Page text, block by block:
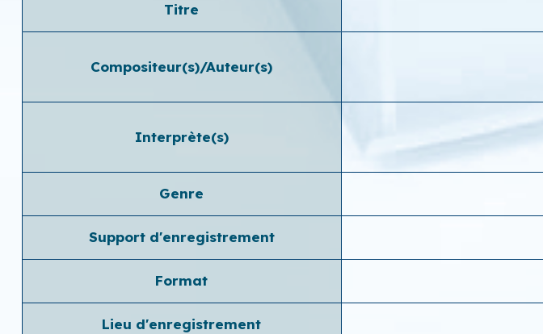
Titre
Compositeur(s)/Auteur(s)
Interprète(s)
Genre
Support d'enregistrement
Format
Lieu d'enregistrement